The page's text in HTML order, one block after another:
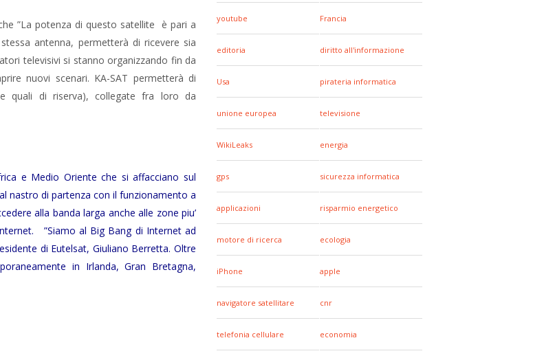
youtube Francia
editoria diritto all'informazione
Usa pirateria informatica
unione europea televisione
WikiLeaks energia
gps sicurezza informatica
applicazioni risparmio energetico
motore di ricerca ecologia
iPhone apple
navigatore satellitare cnr
telefonia cellulare economia
”La potenza di questo satellite è pari a
antenna, permetterà di ricevere sia
televisivi si stanno organizzando fin da
nuovi scenari. KA-SAT permetterà di
quali di riserva), collegate fra loro da
e Medio Oriente che si affacciano sul
nastro di partenza con il funzionamento a
alla banda larga anche alle zone piu’
”Siamo al Big Bang di Internet ad
di Eutelsat, Giuliano Berretta. Oltre
in Irlanda, Gran Bretagna,